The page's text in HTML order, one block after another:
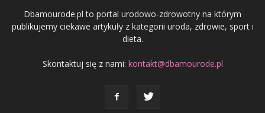
Dbamourode.pl to portal urodowo-zdrowotny na którym
publikujemy ciekawe artykuły z kategorii uroda, zdrowie, sport i
dieta.
Skontaktuj się z nami: kontakt@dbamourode.pl